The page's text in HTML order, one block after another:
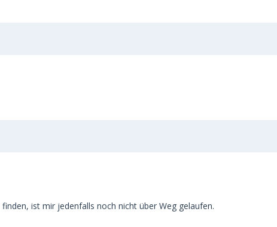
ist mir jedenfalls noch nicht über Weg gelaufen.